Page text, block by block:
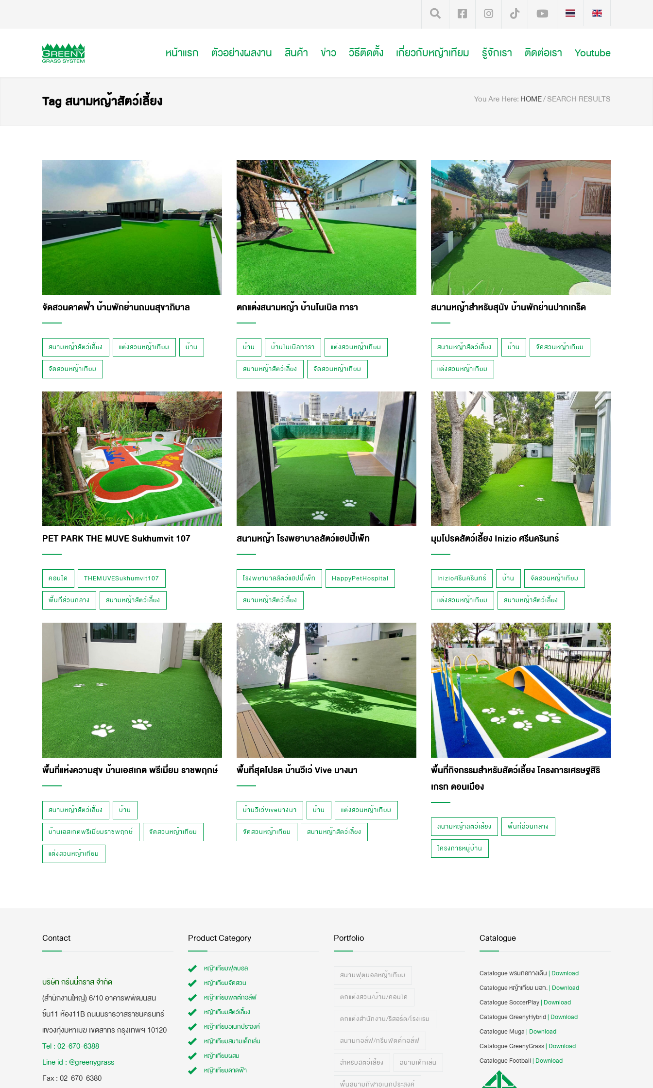
หน้าแรก ตัวอย่างผลงาน สินค้า ข่าว วิธีติดตั้ง เกี่ยวกับหญ้าเทียม รู้จักเรา ติดต่อเรา Youtube
Tag สนามหญ้าสัตว์เลี้ยง You Are Here: HOME/SEARCH RESULTS
จัดสวนดาดฟ้า บ้านพักย่านถนนสุขาภิบาล
สนามหญ้าสัตว์เลี้ยง แต่งสวนหญ้าเทียม บ้าน
จัดสวนหญ้าเทียม
ตกแต่งสนามหญ้า บ้านโนเบิล ทารา
บ้าน บ้านโนเบิลทารา แต่งสวนหญ้าเทียม
สนามหญ้าสัตว์เลี้ยง จัดสวนหญ้าเทียม
สนามหญ้าสำหรับสุนัข บ้านพักย่านปากเกร็ด
สนามหญ้าสัตว์เลี้ยง บ้าน จัดสวนหญ้าเทียม
แต่งสวนหญ้าเทียม
PET PARK THE MUVE Sukhumvit 107
คอนโด THEMUVESukhumvit107
พื้นที่ส่วนกลาง สนามหญ้าสัตว์เลี้ยง
สนามหญ้า โรงพยาบาลสัตว์แฮปปี้เพ็ท
โรงพยาบาลสัตว์แฮปปี้เพ็ท HappyPetHospital
สนามหญ้าสัตว์เลี้ยง
มุมโปรดสัตว์เลี้ยง Inizio ศรีนครินทร์
Inizioศรีนครินทร์ บ้าน จัดสวนหญ้าเทียม
แต่งสวนหญ้าเทียม สนามหญ้าสัตว์เลี้ยง
พื้นที่แห่งความสุข บ้านเอสเกต พรีเมี่ยม ราชพฤกษ์
สนามหญ้าสัตว์เลี้ยง บ้าน
บ้านเอสเกตพรีเมี่ยมราชพฤกษ์ จัดสวนหญ้าเทียม
แต่งสวนหญ้าเทียม
พื้นที่สุดโปรด บ้านวีเว่ Vive บางนา
บ้านวีเว่Viveบางนา บ้าน แต่งสวนหญ้าเทียม
จัดสวนหญ้าเทียม สนามหญ้าสัตว์เลี้ยง
พื้นที่กิจกรรมสำหรับสัตว์เลี้ยง โครงการเศรษฐสิริ
เกรท ดอนเมือง
สนามหญ้าสัตว์เลี้ยง พื้นที่ส่วนกลาง
โครงการหมู่บ้าน
Contact
บริษัท กรีนนี่กราส จำกัด
(สำนักงานใหญ่) 6/10 อาคารพิพัฒนสิน
ชั้น11 ห้อง11B ถนนนราธิวาสราชนครินทร์
แขวงทุ่งมหาเมฆ เขตสาทร กรุงเทพฯ 10120
Tel : 02-670-6388
Line id : @greenygrass
​Fax : 02-670-6380
Product Category
หญ้าเทียมฟุตบอล
หญ้าเทียมจัดสวน
หญ้าเทียมพัตต์กอล์ฟ
หญ้าเทียมสัตว์เลี้ยง
หญ้าเทียมอเนกประสงค์
หญ้าเทียมสนามเด็กเล่น
หญ้าเทียมผสม
หญ้าเทียมดาดฟ้า
Portfolio
สนามฟุตบอลหญ้าเทียม
ตกแต่งสวน/บ้าน/คอนโด
ตกแต่งสำนักงาน/รีสอร์ต/โรงแรม
สนามกอล์ฟ/กรีนพัตต์กอล์ฟ
สำหรับสัตว์เลี้ยง สนามเด็กเล่น
พื้นสนามกีฬาอเนกประสงค์
Catalogue
Catalogue พรมทอทางเดิน | Download
Catalogue หญ้าเทียม มอก.| Download
Catalogue SoccerPlay| Download
Catalogue GreenyHybrid| Download
Catalogue Muga | Download
Catalogue GreenyGrass| Download
Catalogue Football | Download